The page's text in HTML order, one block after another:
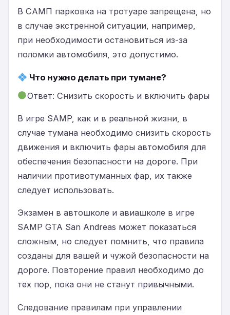
В САМП парковка на тротуаре запрещена, но
в случае экстренной ситуации, например,
при необходимости остановиться из-за
поломки автомобиля, это допустимо.
Что нужно делать при тумане?
Ответ: Снизить скорость и включить фары
В игре SAMP, как и в реальной жизни, в
случае тумана необходимо снизить скорость
движения и включить фары автомобиля для
обеспечения безопасности на дороге. При
наличии противотуманных фар, их также
следует использовать.
Экзамен в автошколе и авиашколе в игре
SAMP GTA San Andreas может показаться
сложным, но следует помнить, что правила
созданы для вашей и чужой безопасности на
дороге. Повторение правил необходимо до
тех пор, пока они не станут привычными.
Следование правилам при управлении